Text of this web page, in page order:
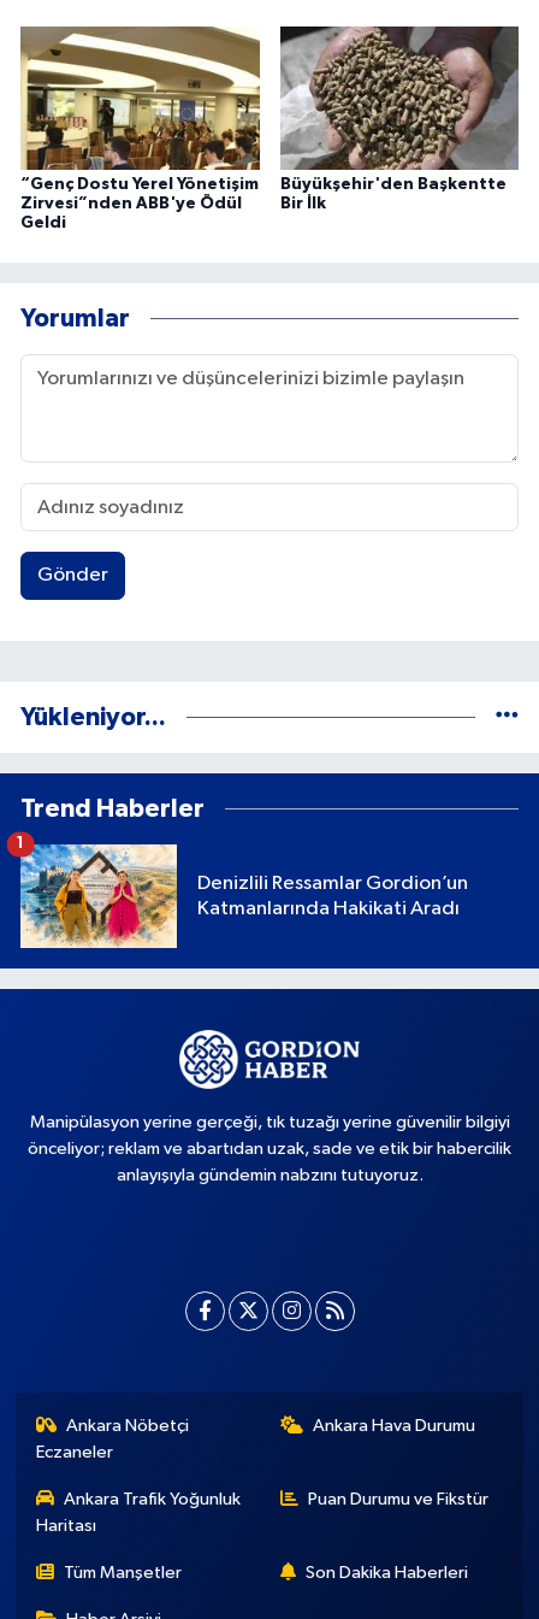
“Genç Dostu Yerel Yönetişim
Zirvesi”nden ABB'ye Ödül
Geldi
Büyükşehir'den Başkentte
Bir İlk
Yorumlar
Gönder
Yükleniyor...
Trend Haberler
Denizlili Ressamlar Gordion’un
Katmanlarında Hakikati Aradı
1
Manipülasyon yerine gerçeği, tık tuzağı yerine güvenilir bilgiyi
önceliyor; reklam ve abartıdan uzak, sade ve etik bir habercilik
anlayışıyla gündemin nabzını tutuyoruz.
Ankara Nöbetçi
Eczaneler
Ankara Hava Durumu
Ankara Trafik Yoğunluk
Haritası
Puan Durumu ve Fikstür
Tüm Manşetler Son Dakika Haberleri